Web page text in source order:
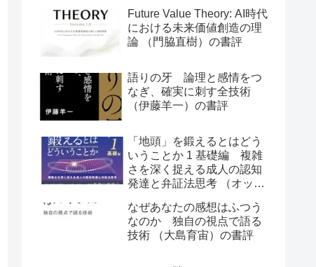
Future Value Theory: AI時代
における未来価値創造の理
論 （門脇直樹）の書評
語りの牙 論理と感情をつ
なぎ、確実に刺す全技術
（伊藤羊一）の書評
「地頭」を鍛えるとはどう
いうことか 1 基礎編 複雑
さを深く捉える成人の認知
発達と弁証法思考 （オット
なぜあなたの感想はふつう
なのか 独自の視点で語る
技術 （大島育宙）の書評